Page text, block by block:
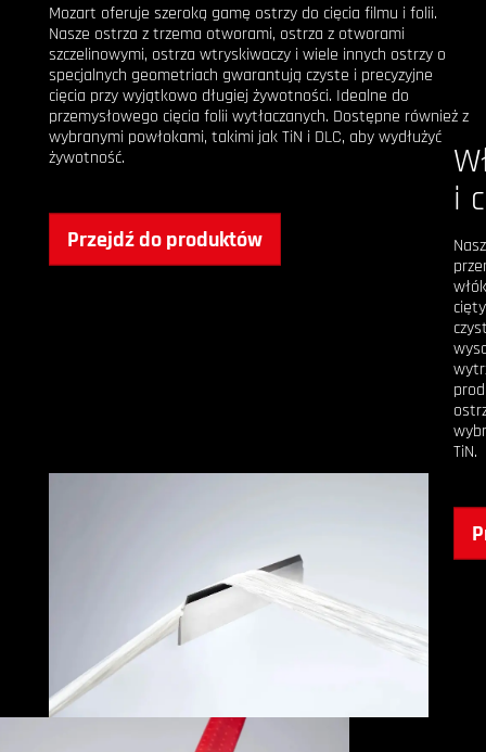
Mozart oferuje szeroką gamę ostrzy do cięcia filmu i folii.
Nasze ostrza z trzema otworami, ostrza z otworami
szczelinowymi, ostrza wtryskiwaczy i wiele innych ostrzy o
specjalnych geometriach gwarantują czyste i precyzyjne
cięcia przy wyjątkowo długiej żywotności. Idealne do
przemysłowego cięcia folii wytłaczanych. Dostępne również z
wybranymi powłokami, takimi jak TiN i DLC, aby wydłużyć
żywotność.
Przejdź do produktów
i
TiN.